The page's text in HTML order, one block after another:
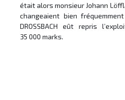
était alors monsieur Johann
changeaient bien
DROSSBACH eût repris
35 000 marks.